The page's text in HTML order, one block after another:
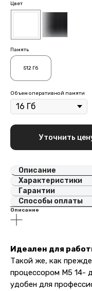
Цвет
Память
512 Гб
Объем оперативной памяти
Уточнить
Описание
Характеристики
Гарантии
Способы оплаты
Описание
Идеален для
Такой же, как
процессором M5 14-
удобен для